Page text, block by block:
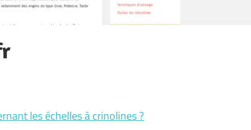
les échelles à crinolines ?